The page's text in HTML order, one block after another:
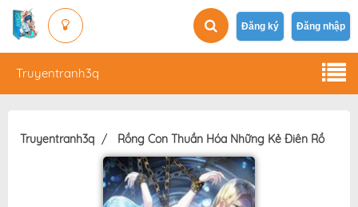
Đăng ký Đăng nhập
Truyentranh3q
Truyentranh3q Rồng Con Thuần Hóa Những Kẻ Điên Rồ